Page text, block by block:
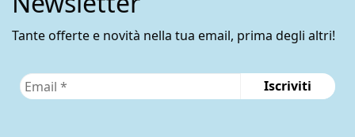
Tante offerte e novità nella tua email, prima degli altri!